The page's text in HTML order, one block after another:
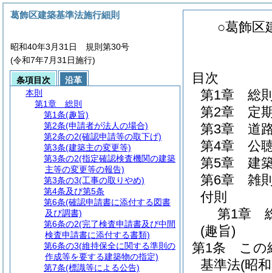
○葛飾区
目次
第1章
総
第2章
定
第3章
道
第4章
公
第5章
建
第6章
雑
付則
第1章
(趣旨)
第1条
この
基準法(昭
葛飾区建築基準法施行細則
昭和40年3月31日 規則第30号
(令和7年7月31日施行)
条項目次
沿革
本則
第1章
総則
第1条(趣旨)
第2条(申請者が法人の場合)
第2条の2(確認申請等の取下げ)
第3条(建築主の変更等)
第3条の2(指定確認検査機関の建築
主等の変更等の報告)
第3条の3(工事の取りやめ)
第4条及び第5条
第6条(確認申請書に添付する図書
及び調書)
第6条の2(完了検査申請書及び中間
検査申請書に添付する書類)
第6条の3(維持保全に関する準則の
作成等を要する建築物の指定)
第7条(標識等による公告)